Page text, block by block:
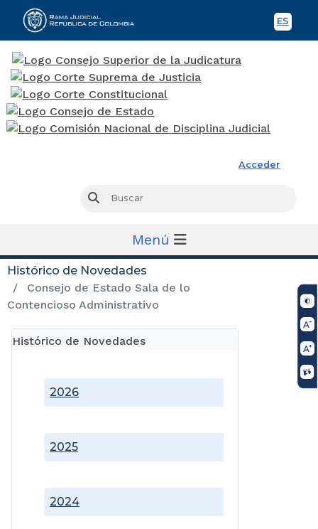
ES
Acceder
Buscar
Menú
Histórico de Novedades
Consejo de Estado Sala de lo
Contencioso Administrativo
Histórico de Novedades
2024
2025
2026